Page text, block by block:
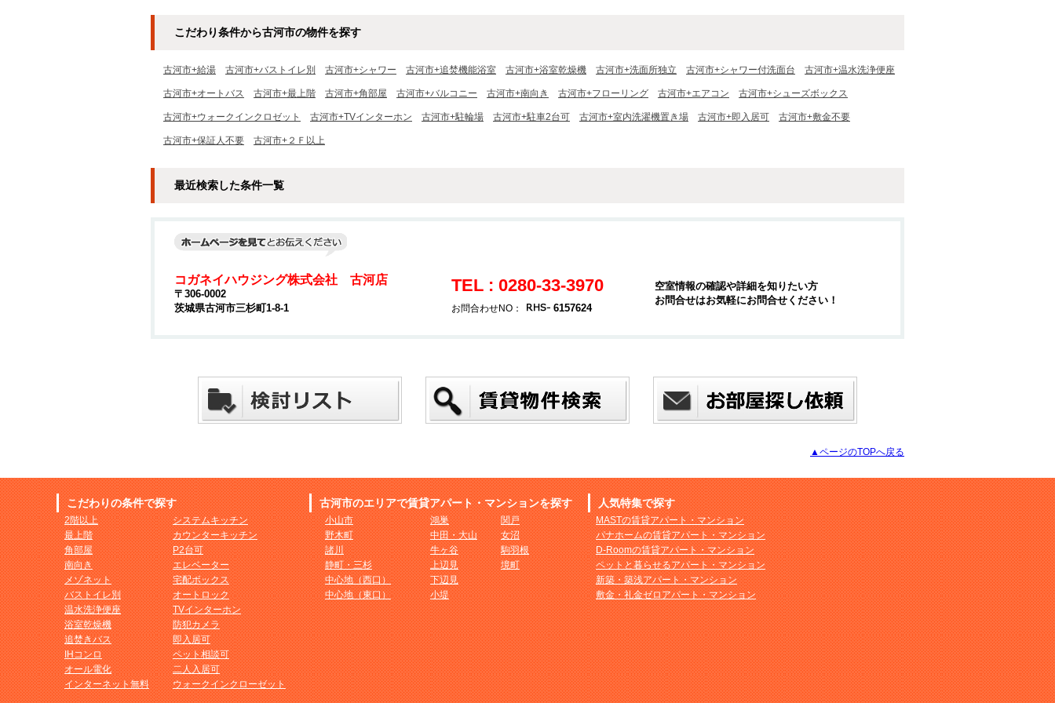
こだわり条件から古河市の物件を探す
古河市+給湯 古河市+バストイレ別 古河市+シャワー 古河市+追焚機能浴室 古河市+浴室乾燥機 古河市+洗面所独立 古河市+シャワー付洗面台 古河市+温水洗浄便座
古河市+オートバス 古河市+最上階 古河市+角部屋 古河市+バルコニー 古河市+南向き 古河市+フローリング 古河市+エアコン 古河市+シューズボックス
古河市+ウォークインクロゼット 古河市+TVインターホン 古河市+駐輪場 古河市+駐車2台可 古河市+室内洗濯機置き場 古河市+即入居可 古河市+敷金不要
古河市+保証人不要 古河市+２Ｆ以上
最近検索した条件一覧
コガネイハウジング株式会社 古河店
〒306-0002
茨城県古河市三杉町1-8-1
TEL : 0280-33-3970
お問合わせNO： 6157624
空室情報の確認や詳細を知りたい方
お問合せはお気軽にお問合せください！
▲ページのTOPへ戻る
こだわりの条件で探す
2階以上
最上階
角部屋
南向き
メゾネット
バストイレ別
温水洗浄便座
浴室乾燥機
追焚きバス
IHコンロ
オール電化
インターネット無料
システムキッチン
カウンターキッチン
P2台可
エレベーター
宅配ボックス
オートロック
TVインターホン
防犯カメラ
即入居可
ペット相談可
二人入居可
ウォークインクローゼット
古河市のエリアで賃貸アパート・マンションを探す
小山市
野木町
諸川
静町・三杉
中心地（西口）
中心地（東口）
鴻巣
中田・大山
牛ヶ谷
上辺見
下辺見
小堤
関戸
女沼
駒羽根
境町
人気特集で探す
MASTの賃貸アパート・マンション
パナホームの賃貸アパート・マンション
D-Roomの賃貸アパート・マンション
ペットと暮らせるアパート・マンション
新築・築浅アパート・マンション
敷金・礼金ゼロアパート・マンション